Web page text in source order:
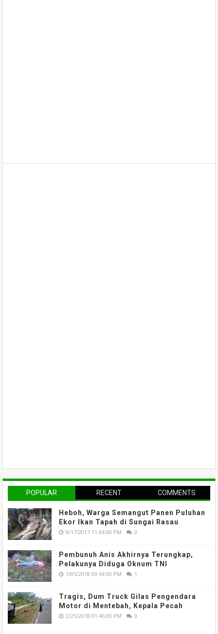
POPULAR RECENT COMMENTS
Heboh, Warga Semangut Panen Puluhan
Ekor Ikan Tapah di Sungai Rasau
9/17/2017 11:04:00 PM 0
Pembunuh Anis Akhirnya Terungkap,
Pelakunya Diduga Oknum TNI
1/05/2018 09:54:00 PM 1
Tragis, Dum Truck Gilas Pengendara
Motor di Mentebah, Kepala Pecah
2/25/2018 01:46:00 PM 0